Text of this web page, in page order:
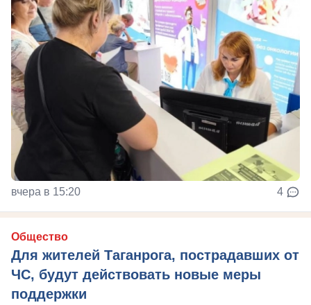
вчера в 15:20 4
Общество
Для жителей Таганрога, пострадавших от
ЧС, будут действовать новые меры
поддержки